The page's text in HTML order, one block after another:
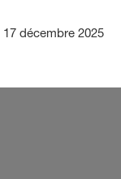
17 décembre 2025